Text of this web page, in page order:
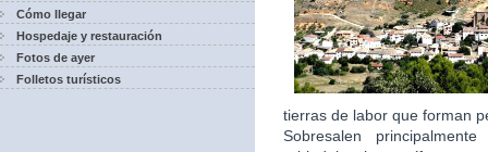
Cómo llegar
Hospedaje y restauración
Fotos de ayer
Folletos turísticos
tierras de labor que forman
Sobresalen